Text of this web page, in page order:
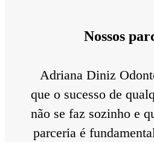
Nossos
Adriana Diniz
que o sucesso de
não se faz sozinho e
parceria é